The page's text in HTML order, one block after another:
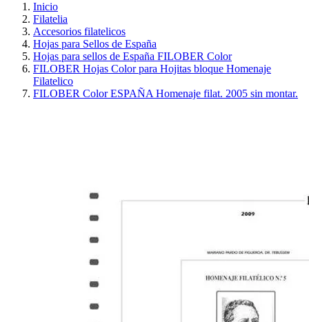
Inicio
Filatelia
Accesorios filatelicos
Hojas para Sellos de España
Hojas para sellos de España FILOBER Color
FILOBER Hojas Color para Hojitas bloque Homenaje
Filatelico
FILOBER Color ESPAÑA Homenaje filat. 2005 sin montar.